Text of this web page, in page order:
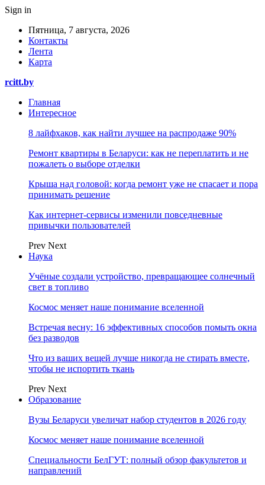
Sign in
Пятница, 7 августа, 2026
Контакты
Лента
Карта
rcitt.by
Главная
Интересное
8 лайфхаков, как найти лучшее на распродаже 90%
Ремонт квартиры в Беларуси: как не переплатить и не
пожалеть о выборе отделки
Крыша над головой: когда ремонт уже не спасает и пора
принимать решение
Как интернет-сервисы изменили повседневные
привычки пользователей
Prev Next
Наука
Учёные создали устройство, превращающее солнечный
свет в топливо
Космос меняет наше понимание вселенной
Встречая весну: 16 эффективных способов помыть окна
без разводов
Что из ваших вещей лучше никогда не стирать вместе,
чтобы не испортить ткань
Prev Next
Образование
Вузы Беларуси увеличат набор студентов в 2026 году
Космос меняет наше понимание вселенной
Специальности БелГУТ: полный обзор факультетов и
направлений